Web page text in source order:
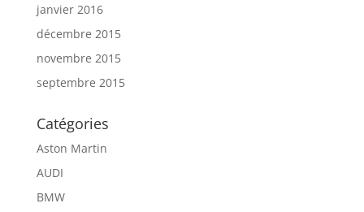
janvier 2016
décembre 2015
novembre 2015
septembre 2015
Catégories
Aston Martin
AUDI
BMW